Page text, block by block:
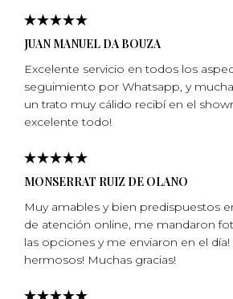
JUAN MANUEL DA BOUZA
Excelente servicio en todos los
seguimiento por Whatsapp, y
un trato muy cálido recibí en el
excelente todo!
MONSERRAT RUIZ DE OLANO
Muy amables y bien predispuestos
de atención online, me mandaron
las opciones y me enviaron en el
hermosos! Muchas gracias!